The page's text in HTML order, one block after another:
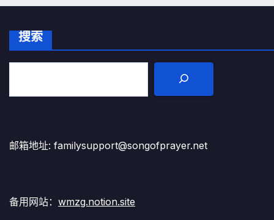
搜索
邮箱地址: familysupport@songofprayer.net
备用网站： wmzg.notion.site